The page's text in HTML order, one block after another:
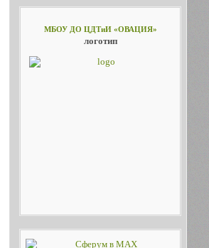
МБОУ ДО ЦДТиИ «ОВАЦИЯ»
логотип